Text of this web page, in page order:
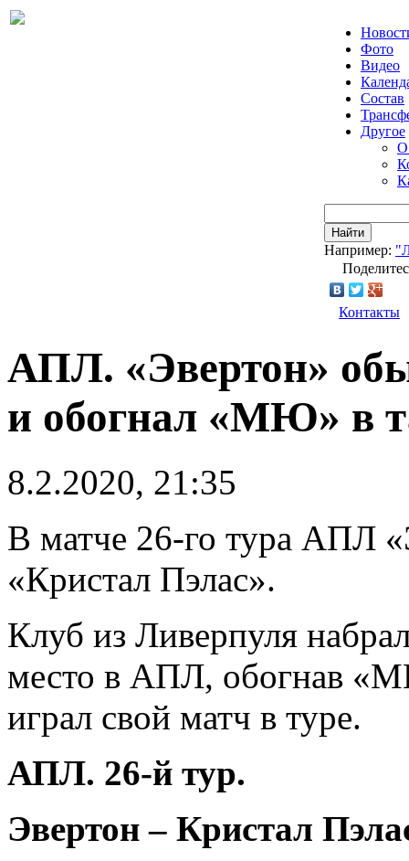
Фото
Видео
Состав
Другое
О
Найти
Например:
Контакты
АПЛ. «Эвертон»
и обогнал «МЮ» в
8.2.2020, 21:35
В матче 26-го тура АПЛ
«Кристал Пэлас».
Клуб из Ливерпуля
место в АПЛ, обогнав
играл свой матч в туре.
АПЛ. 26-й тур.
Эвертон – Кристал